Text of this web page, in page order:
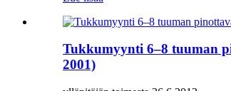
Tukkumyynti 6–8 tuuman
2001)